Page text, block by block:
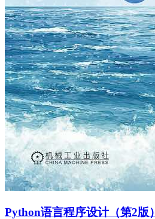
Python语言程序设计（第2版）